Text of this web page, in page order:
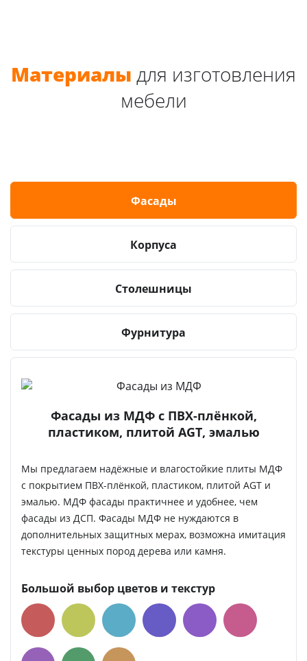
Материалы для изготовления
мебели
Фасады
Корпуса
Столешницы
Фурнитура
Фасады из МДФ с ПВХ-плёнкой,
пластиком, плитой AGT, эмалью
Мы предлагаем надёжные и влагостойкие плиты МДФ
с покрытием ПВХ-плёнкой, пластиком, плитой AGT и
эмалью. МДФ фасады практичнее и удобнее, чем
фасады из ДСП. Фасады МДФ не нуждаются в
дополнительных защитных мерах, возможна имитация
текстуры ценных пород дерева или камня.
Большой выбор цветов и текстур